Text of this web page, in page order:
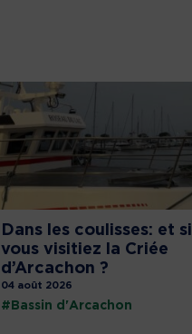
Dans les coulisses: et si
vous visitiez la Criée
d’Arcachon ?
04 août 2026
#Bassin d'Arcachon